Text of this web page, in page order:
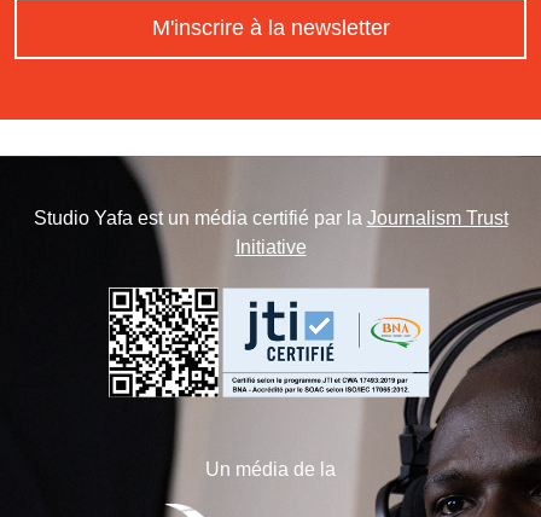
M'inscrire à la newsletter
Studio Yafa est un média certifié par la Journalism Trust
Initiative
Un média de la